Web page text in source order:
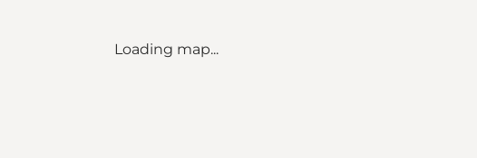
Loading map...